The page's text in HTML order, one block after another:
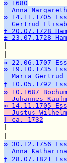
∞ 1680
Anna
∞ 14.11.1705
Gertrud
† 20.07.1728
± 23.07.1728
≈ 22.06.1707
∞ 19.10.1735
Maria Gertrud
† 10.05.1792
∞ 10.1687 Bochum
Johannes
∞ 14.11.1705
Justus Wilhelm
† ca. 1732
∞ 30.12.1756
Anna
† 28.07.1821